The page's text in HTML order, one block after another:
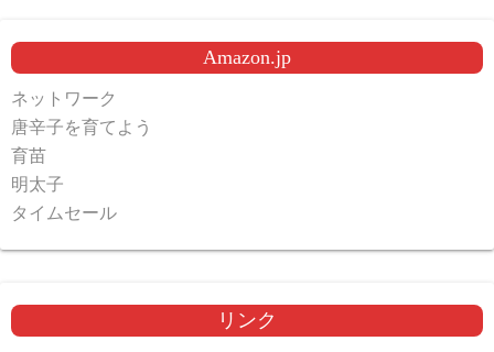
Amazon.jp
ネットワーク
唐辛子を育てよう
育苗
明太子
タイムセール
リンク